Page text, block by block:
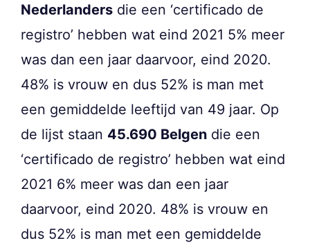
Nederlanders die een ‘certificado de
registro’ hebben wat eind 2021 5% meer
was dan een jaar daarvoor, eind 2020.
48% is vrouw en dus 52% is man met
een gemiddelde leeftijd van 49 jaar. Op
de lijst staan 45.690 Belgen die een
‘certificado de registro’ hebben wat eind
2021 6% meer was dan een jaar
daarvoor, eind 2020. 48% is vrouw en
dus 52% is man met een gemiddelde